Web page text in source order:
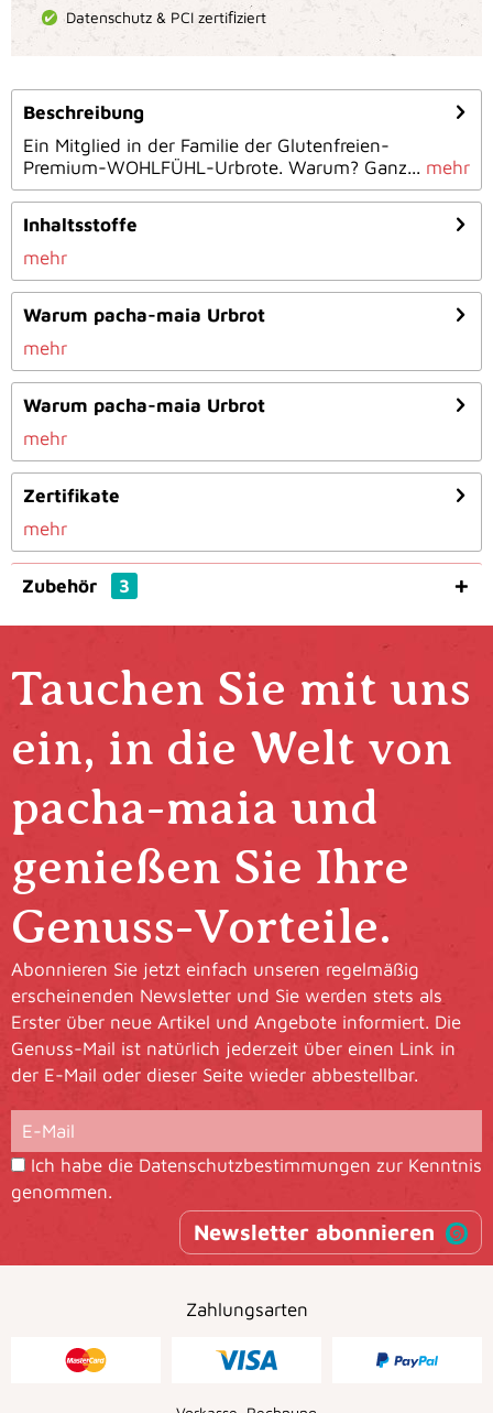
Datenschutz & PCI zertiﬁziert
Beschreibung
Ein Mitglied in der Familie der Glutenfreien-
Premium-WOHLFÜHL-Urbrote. Warum? Ganz... mehr
Inhaltsstoffe
mehr
Warum pacha-maia Urbrot
mehr
Warum pacha-maia Urbrot
mehr
Zertifikate
mehr
Zubehör 3
Tauchen Sie mit uns
ein, in die Welt von
pacha-maia und
genießen Sie Ihre
Genuss-Vorteile.
Abonnieren Sie jetzt einfach unseren regelmäßig
erscheinenden Newsletter und Sie werden stets als
Erster über neue Artikel und Angebote informiert. Die
Genuss-Mail ist natürlich jederzeit über einen Link in
der E-Mail oder dieser Seite wieder abbestellbar.
Ich habe die Datenschutzbestimmungen zur Kenntnis
genommen.
Newsletter abonnieren
Zahlungsarten